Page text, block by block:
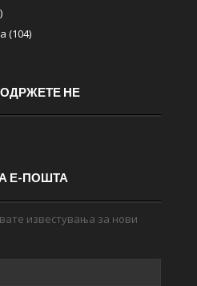
(104)
НЕ
Е-ПОШТА
известувања за нови